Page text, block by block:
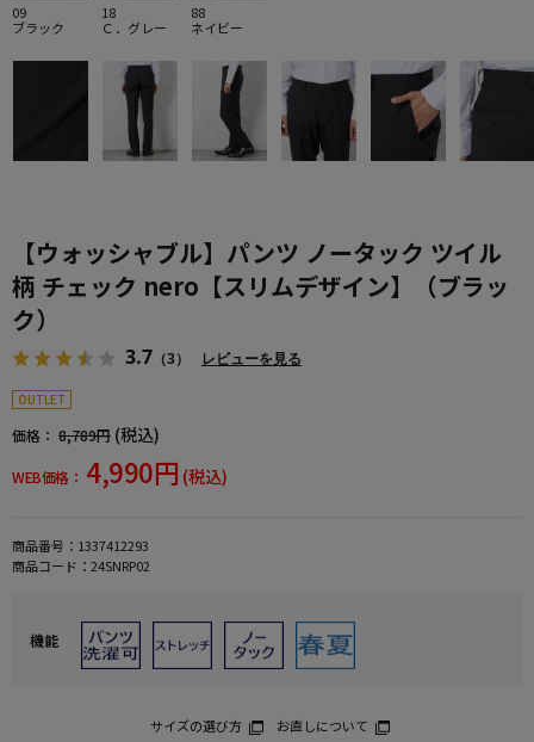
09
ブラック
18
Ｃ．グレー
88
ネイビー
【ウォッシャブル】パンツ ノータック ツイル
柄 チェック nero【スリムデザイン】（ブラッ
ク）
3.7 （3） レビューを見る
OUTLET
価格： 8,789円 (税込)
WEB価格： 4,990円 (税込)
商品番号： 1337412293
商品コード： 24SNRP02
機能
サイズの選び方 お直しについて